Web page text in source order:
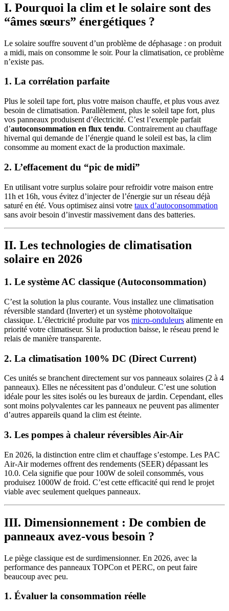
I. Pourquoi la clim et le solaire sont des
“âmes sœurs” énergétiques ?
Le solaire souffre souvent d’un problème de déphasage : on produit
a midi, mais on consomme le soir. Pour la climatisation, ce problème
n’existe pas.
1. La corrélation parfaite
Plus le soleil tape fort, plus votre maison chauffe, et plus vous avez
besoin de climatisation. Parallèlement, plus le soleil tape fort, plus
vos panneaux produisent d’électricité. C’est l’exemple parfait
d’autoconsommation en flux tendu. Contrairement au chauffage
hivernal qui demande de l’énergie quand le soleil est bas, la clim
consomme au moment exact de la production maximale.
2. L’effacement du “pic de midi”
En utilisant votre surplus solaire pour refroidir votre maison entre
11h et 16h, vous évitez d’injecter de l’énergie sur un réseau déjà
saturé en été. Vous optimisez ainsi votre taux d’autoconsommation
sans avoir besoin d’investir massivement dans des batteries.
II. Les technologies de climatisation
solaire en 2026
1. Le système AC classique (Autoconsommation)
C’est la solution la plus courante. Vous installez une climatisation
réversible standard (Inverter) et un système photovoltaïque
classique. L’électricité produite par vos micro-onduleurs alimente en
priorité votre climatiseur. Si la production baisse, le réseau prend le
relais de manière transparente.
2. La climatisation 100% DC (Direct Current)
Ces unités se branchent directement sur vos panneaux solaires (2 à 4
panneaux). Elles ne nécessitent pas d’onduleur. C’est une solution
idéale pour les sites isolés ou les bureaux de jardin. Cependant, elles
sont moins polyvalentes car les panneaux ne peuvent pas alimenter
d’autres appareils quand la clim est éteinte.
3. Les pompes à chaleur réversibles Air-Air
En 2026, la distinction entre clim et chauffage s’estompe. Les PAC
Air-Air modernes offrent des rendements (SEER) dépassant les
10.0. Cela signifie que pour 100W de soleil consommés, vous
produisez 1000W de froid. C’est cette efficacité qui rend le projet
viable avec seulement quelques panneaux.
III. Dimensionnement : De combien de
panneaux avez-vous besoin ?
Le piège classique est de surdimensionner. En 2026, avec la
performance des panneaux TOPCon et PERC, on peut faire
beaucoup avec peu.
1. Évaluer la consommation réelle